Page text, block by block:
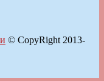
© CopyRight 2013-